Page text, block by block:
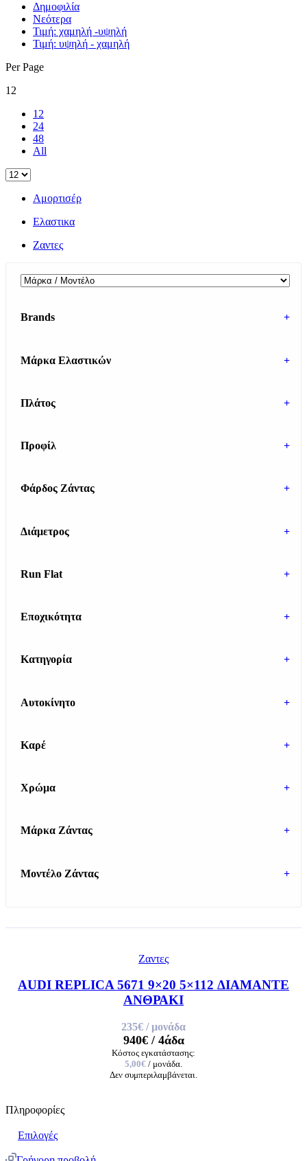
Δημοφιλία
Νεότερα
Τιμή: χαμηλή -υψηλή
Τιμή: υψηλή - χαμηλή
Per Page
12
12
24
48
All
Αμορτισέρ
Ελαστικα
Ζαντες
Brands +
Μάρκα Ελαστικών +
Πλάτος +
Προφίλ +
Φάρδος Ζάντας +
Διάμετρος +
Run Flat +
Εποχικότητα +
Κατηγορία +
Αυτοκίνητο +
Καρέ +
Χρώμα +
Μάρκα Ζάντας +
Μοντέλο Ζάντας +
Ζαντες
AUDI REPLICA 5671 9×20 5×112 ΔΙΑΜΑΝΤΕ
ΑΝΘΡΑΚΙ
235€ / μονάδα
940€/ 4άδα
Κόστος εγκατάστασης:
5,00€ / μονάδα.
Δεν συμπεριλαμβάνεται.
Πληροφορίες
Επιλογές